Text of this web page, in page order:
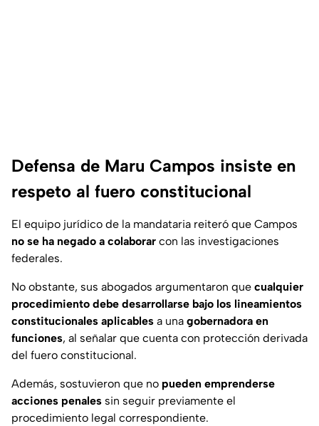
Defensa de Maru Campos insiste en
respeto al fuero constitucional
El equipo jurídico de la mandataria reiteró que Campos
no se ha negado a colaborar con las investigaciones
federales.
No obstante, sus abogados argumentaron que cualquier
procedimiento debe desarrollarse bajo los lineamientos
constitucionales aplicables a una gobernadora en
funciones, al señalar que cuenta con protección derivada
del fuero constitucional.
Además, sostuvieron que no pueden emprenderse
acciones penales sin seguir previamente el
procedimiento legal correspondiente.